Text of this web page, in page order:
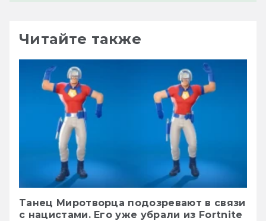
Читайте также
Танец Миротворца подозревают в связи
с нацистами. Его уже убрали из Fortnite